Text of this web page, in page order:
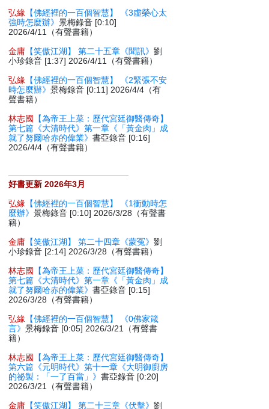
弘緣 【佛經裡的一百個智慧】 《3虛榮心太
強時怎麼辦》景梅錄音 [0:10]
2026/4/11（有聲書籍）
金庸 【笑傲江湖】 第二十五章《聞訊》劉
小珍錄音 [1:37] 2026/4/11（有聲書籍）
弘緣 【佛經裡的一百個智慧】 《2緊張不安
時怎麼辦》景梅錄音 [0:11] 2026/4/4（有
聲書籍）
林志國
【為帝王上菜：歷代宮廷御醫傳奇】
第七篇《大清時代》第一章《「黃金肉」成
就了努爾哈赤的偉業》書亞錄音 [0:16]
2026/4/4（有聲書籍）
好書更新 2026年3月
弘緣 【佛經裡的一百個智慧】 《1衝動時怎
麼辦》景梅錄音 [0:10] 2026/3/28（有聲書
籍）
金庸 【笑傲江湖】 第二十四章《蒙冤》劉
小珍錄音 [2:14] 2026/3/28（有聲書籍）
林志國
【為帝王上菜：歷代宮廷御醫傳奇】
第七篇《大清時代》第一章《「黃金肉」成
就了努爾哈赤的偉業》書亞錄音 [0:15]
2026/3/28（有聲書籍）
弘緣 【佛經裡的一百個智慧】 《0佛家箴
言》景梅錄音 [0:05] 2026/3/21（有聲書
籍）
林志國
【為帝王上菜：歷代宮廷御醫傳奇】
第六篇《元明時代》第十一章《大明御廚房
的祕製：「一了百當」》書亞錄音 [0:20]
2026/3/21（有聲書籍）
金庸 【笑傲江湖】 第二十三章《伏擊》劉